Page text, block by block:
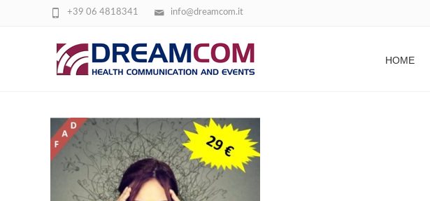
info@dreamcom.it
+39 06 4818341
HOME
CORSO TRAUMA CUMULATIVO